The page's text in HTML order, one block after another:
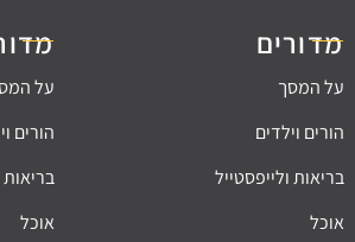
מדורים
על המסך
הורים וילדים
בריאות ולייפסטייל
אוכל
על
הורים
בריאות
אוכל